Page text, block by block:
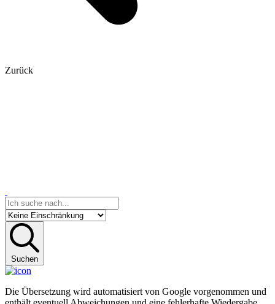
Zurück
Suchen
Die Übersetzung wird automatisiert von Google vorgenommen und